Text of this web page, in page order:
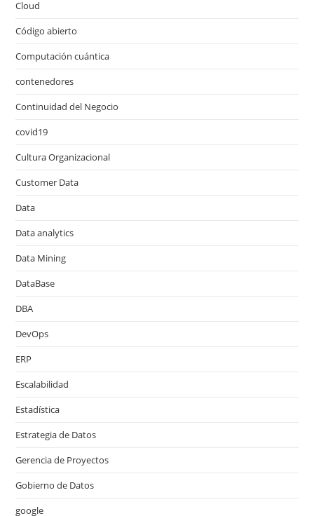
Cloud
Código abierto
Computación cuántica
contenedores
Continuidad del Negocio
covid19
Cultura Organizacional
Customer Data
Data
Data analytics
Data Mining
DataBase
DBA
DevOps
ERP
Escalabilidad
Estadística
Estrategia de Datos
Gerencia de Proyectos
Gobierno de Datos
google